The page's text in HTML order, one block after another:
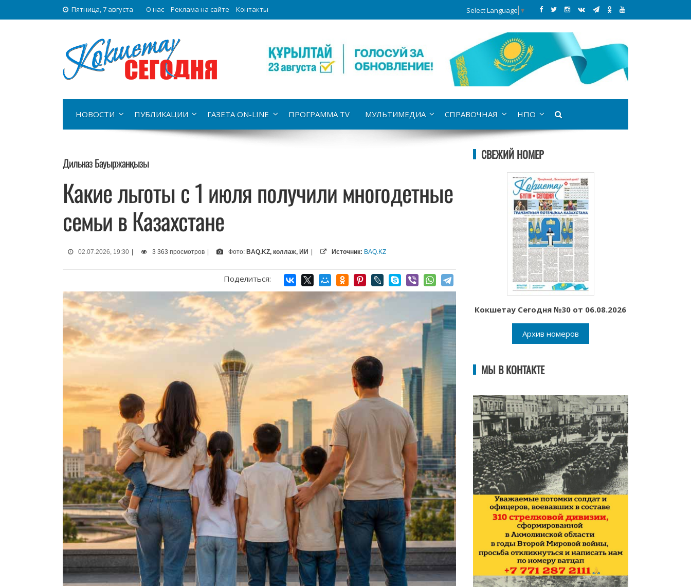
Пятница, 7 августа О нас Реклама на сайте Контакты Select Language ▼
НОВОСТИ ПУБЛИКАЦИИ ГАЗЕТА ON-LINE ПРОГРАММА TV МУЛЬТИМЕДИА СПРАВОЧНАЯ НПО
Дильназ Бауыржанқызы
Какие льготы с 1 июля получили многодетные
семьи в Казахстане
02.07.2026, 19:30 | 3 363 просмотров | Фото: BAQ.KZ, коллаж, ИИ | Источник: BAQ.KZ
Поделиться:
СВЕЖИЙ НОМЕР
Кокшетау Сегодня №30 от 06.08.2026
Архив номеров
МЫ В КОНТАКТЕ